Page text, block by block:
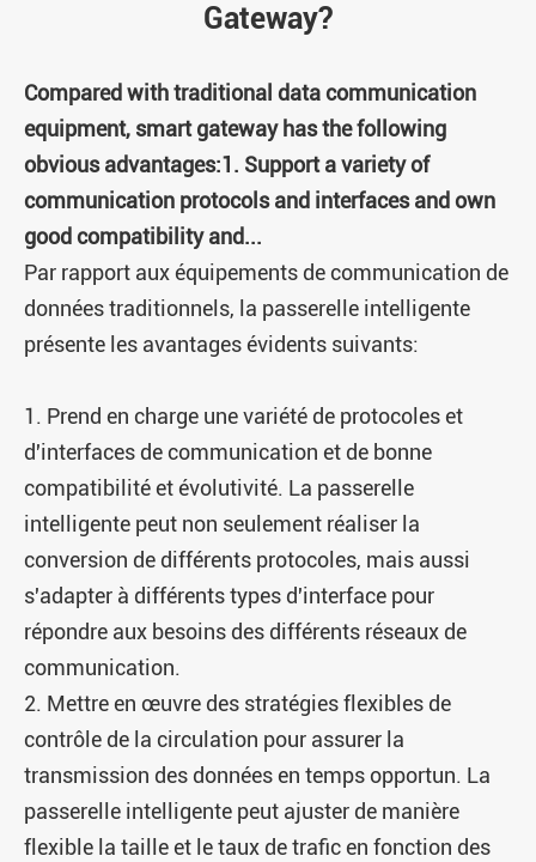
Gateway?
Compared with traditional data communication
equipment, smart gateway has the following
obvious advantages:1. Support a variety of
communication protocols and interfaces and own
good compatibility and...
Par rapport aux équipements de communication de
données traditionnels, la passerelle intelligente
présente les avantages évidents suivants:
1. Prend en charge une variété de protocoles et
d'interfaces de communication et de bonne
compatibilité et évolutivité. La passerelle
intelligente peut non seulement réaliser la
conversion de différents protocoles, mais aussi
s'adapter à différents types d'interface pour
répondre aux besoins des différents réseaux de
communication.
2. Mettre en œuvre des stratégies flexibles de
contrôle de la circulation pour assurer la
transmission des données en temps opportun. La
passerelle intelligente peut ajuster de manière
flexible la taille et le taux de trafic en fonction des